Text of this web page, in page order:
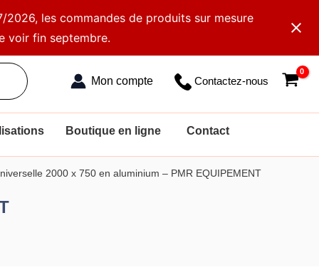
les commandes de produits sur mesure
voir fin septembre.
Contactez-nous
Boutique en ligne Contact
2000 x 750 en aluminium – PMR EQUIPEMENT